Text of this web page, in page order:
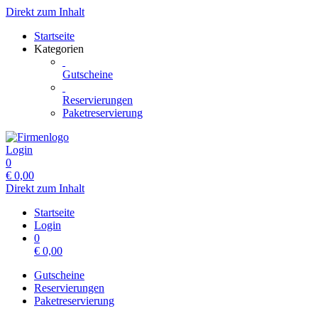
Direkt zum Inhalt
Startseite
Kategorien
Gutscheine
Reservierungen
Paketreservierung
Login
0
€ 0,00
Direkt zum Inhalt
Startseite
Login
0
€ 0,00
Gutscheine
Reservierungen
Paketreservierung